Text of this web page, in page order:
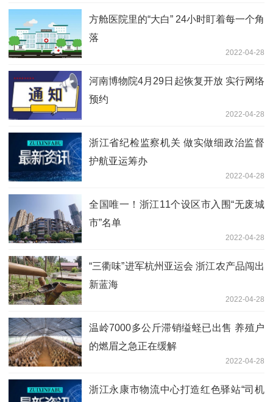
方舱医院里的“大白” 24小时盯着每一个角
落
2022-04-28
河南博物院4月29日起恢复开放 实行网络
预约
2022-04-28
浙江省纪检监察机关 做实做细政治监督
护航亚运筹办
2022-04-28
全国唯一！浙江11个设区市入围“无废城
市”名单
2022-04-28
“三衢味”进军杭州亚运会 浙江农产品闯出
新蓝海
2022-04-28
温岭7000多公斤滞销缢蛏已出售 养殖户
的燃眉之急正在缓解
2022-04-28
浙江永康市物流中心打造红色驿站“司机